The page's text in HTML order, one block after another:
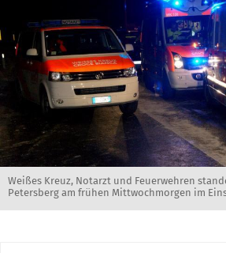
Weißes Kreuz, Notarzt und Feuerwehren
Petersberg am frühen Mittwochmorgen im